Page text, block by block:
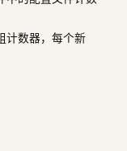
计数器，每个新